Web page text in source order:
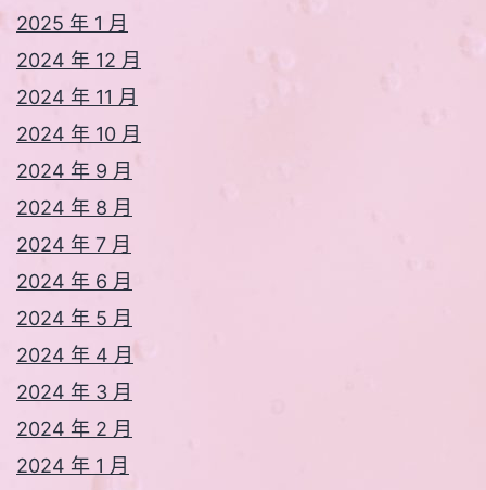
2025 年 1 月
2024 年 12 月
2024 年 11 月
2024 年 10 月
2024 年 9 月
2024 年 8 月
2024 年 7 月
2024 年 6 月
2024 年 5 月
2024 年 4 月
2024 年 3 月
2024 年 2 月
2024 年 1 月